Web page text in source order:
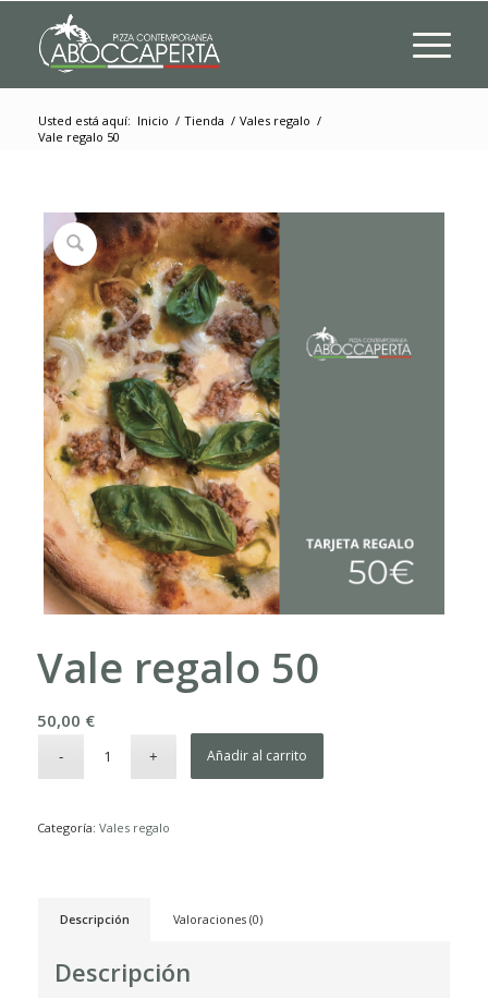
Usted está aquí: Inicio / Tienda / Vales regalo /
Vale regalo 50
Vale regalo 50
50,00 €
Añadir al carrito
Categoría: Vales regalo
Descripción Valoraciones (0)
Descripción